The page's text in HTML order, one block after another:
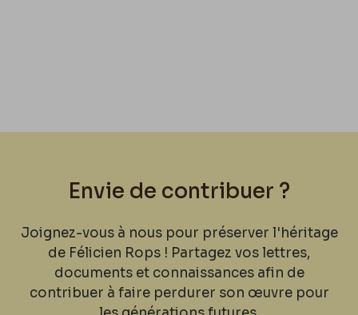
Envie de contribuer ?
Joignez-vous à nous pour préserver l'héritage
de Félicien Rops ! Partagez vos lettres,
documents et connaissances afin de
contribuer à faire perdurer son œuvre pour